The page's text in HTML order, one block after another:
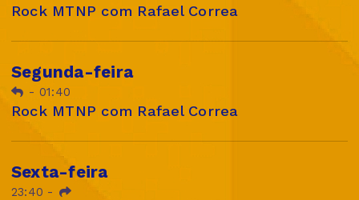
Rock MTNP com Rafael Correa
Segunda-feira
- 01:40
Rock MTNP com Rafael Correa
Sexta-feira
23:40 -